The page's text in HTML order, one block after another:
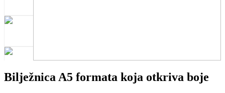
Bilježnica A5 formata koja otkriva boje